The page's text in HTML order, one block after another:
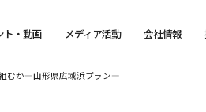
ト・動画 メディア活動 会社情報
むか―山形県広域浜プラン―